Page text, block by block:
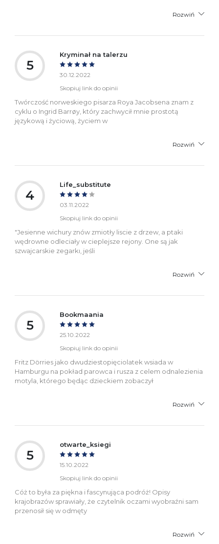
Rozwiń
5
Kryminał na talerzu
30.12.2022
Skopiuj link do opinii
Twórczość norweskiego pisarza Roya Jacobsena znam z
cyklu o Ingrid Barrøy, który zachwycił mnie prostotą
językową i życiową, życiem w
Rozwiń
4
Life_substitute
03.11.2022
Skopiuj link do opinii
"Jesienne wichury znów zmiotły liscie z drzew, a ptaki
wędrowne odleciały w cieplejsze rejony. One są jak
szwajcarskie zegarkı, jeśli
Rozwiń
5
Bookmaania
25.10.2022
Skopiuj link do opinii
Fritz Dörries jako dwudziestopięciolatek wsiada w
Hamburgu na pokład parowca i rusza z celem odnalezienia
motyla, którego będąc dzieckiem zobaczył
Rozwiń
5
otwarte_ksiegi
15.10.2022
Skopiuj link do opinii
Cóż to była za piękna i fascynująca podróż! Opisy
krajobrazów sprawiały, że czytelnik oczami wyobraźni sam
przenosił się w odmęty
Rozwiń